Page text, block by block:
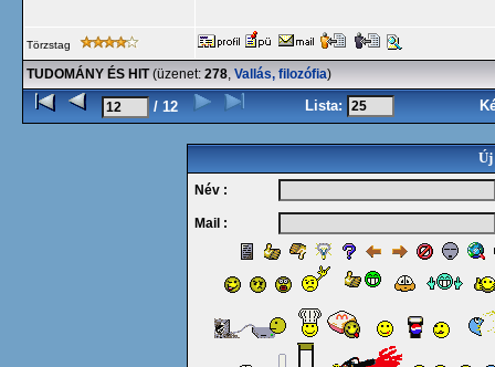
Törzstag
TUDOMÁNY ÉS HIT(üzenet: 278, Vallás, filozófia)
/ 12 Lista:
Új
Név :
Mail :